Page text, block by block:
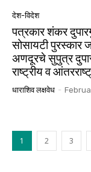
देश-विदेश
पत्रकार शंकर
सोसायटी
अणदूरचे सुपुत्र
राष्ट्रीय व
धाराशिव लक्षवेध -
1 2 3